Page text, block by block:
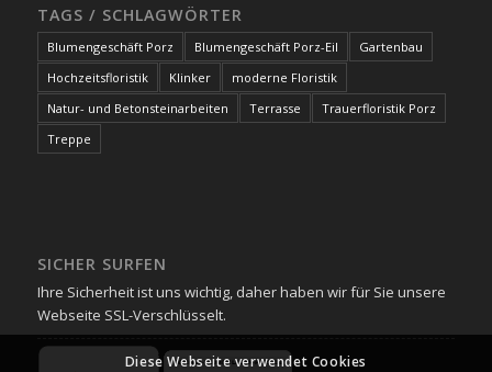
TAGS / SCHLAGWÖRTER
Blumengeschäft Porz Blumengeschäft Porz-Eil
Gartenbau
Hochzeitsfloristik
Klinker
moderne Floristik
Natur- und Betonsteinarbeiten
Terrasse
Trauerfloristik Porz
Treppe
SICHER SURFEN
Ihre Sicherheit ist uns wichtig, daher haben wir für Sie unsere
Webseite SSL-Verschlüsselt.
Diese Webseite verwendet Cookies